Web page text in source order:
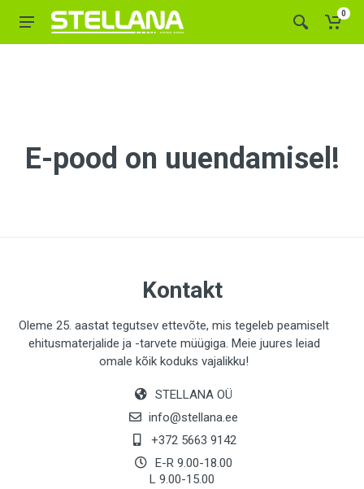
0
E-pood on uuendamisel!
Kontakt
Oleme 25. aastat tegutsev ettevõte, mis tegeleb peamiselt
ehitusmaterjalide ja -tarvete müügiga. Meie juures leiad
omale kõik koduks vajalikku!
STELLANA OÜ
info@stellana.ee
+372 5663 9142
E-R 9.00-18.00
L 9.00-15.00